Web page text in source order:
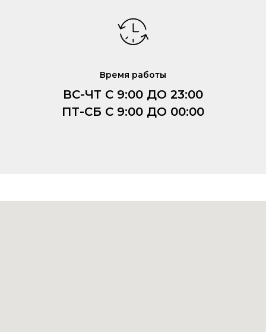
Время работы
ВС-ЧТ С 9:00 ДО 23:00
ПТ-СБ С 9:00 ДО 00:00